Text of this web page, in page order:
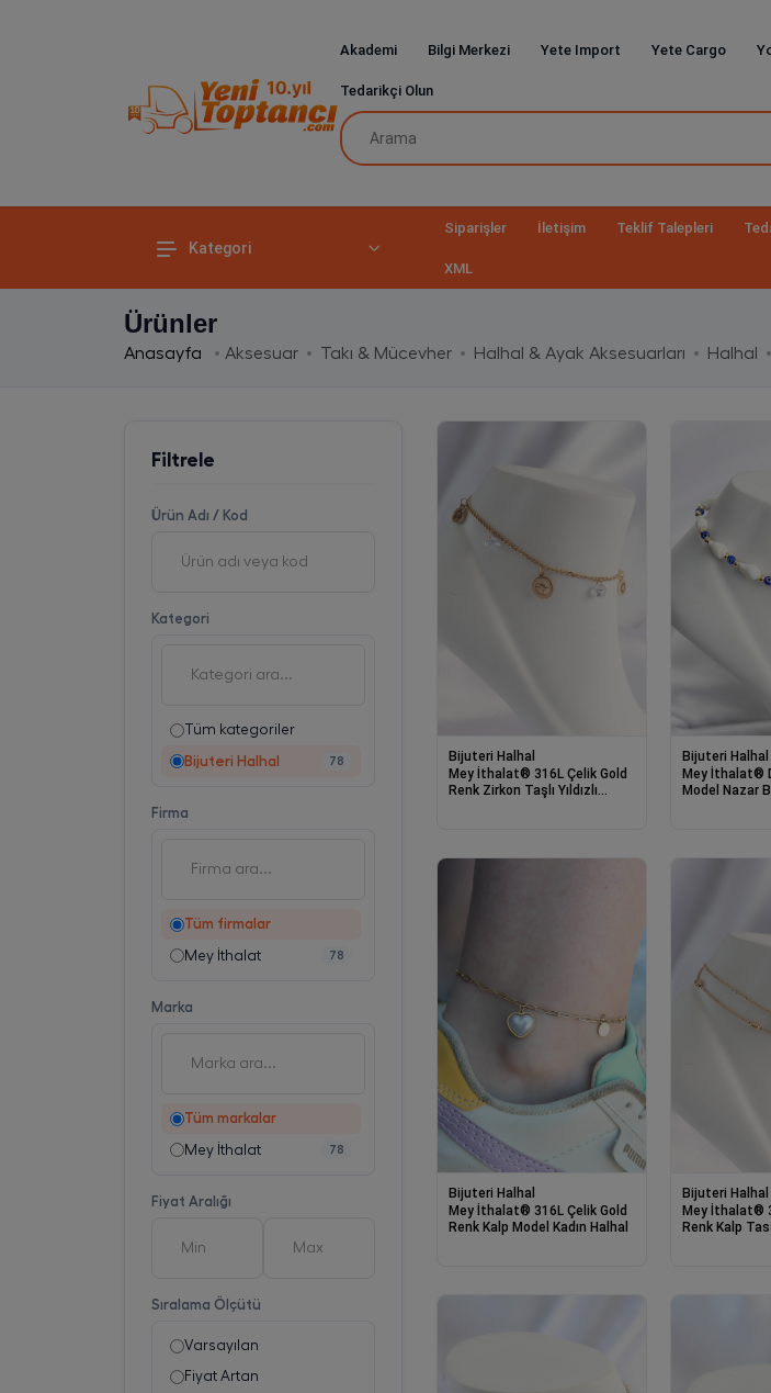
Akademi Bilgi Merkezi Yete Import Yete Cargo
Tedarikçi Olun
Kategori
Siparişler İletişim Teklif Talepleri
XML
Ürünler
Anasayfa Aksesuar Takı & Mücevher Halhal & Ayak Aksesuarları Halhal
Filtrele
Ürün Adı / Kod
Kategori
Tüm kategoriler
Bijuteri Halhal 78
Firma
Tüm firmalar
Mey İthalat 78
Marka
Tüm markalar
Mey İthalat 78
Fiyat Aralığı
Sıralama Ölçütü
Varsayılan
Fiyat Artan
Bijuteri Halhal
Mey İthalat® 316L Çelik Gold
Renk Zirkon Taşlı Yıldızlı
Bijuteri Halhal
Mey İthalat®
Model Nazar
Bijuteri Halhal
Mey İthalat® 316L Çelik Gold
Renk Kalp Model Kadın Halhal
Bijuteri Halhal
Mey İthalat®
Renk Kalp